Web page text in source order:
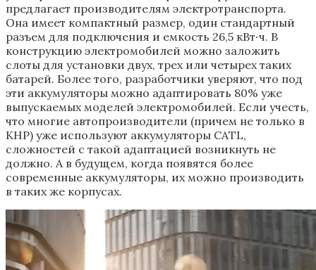
предлагает производителям электротранспорта.
Она имеет компактный размер, один стандартный
разъем для подключения и емкость 26,5 кВт∙ч. В
конструкцию электромобилей можно заложить
слоты для установки двух, трех или четырех таких
батарей. Более того, разработчики уверяют, что под
эти аккумуляторы можно адаптировать 80% уже
выпускаемых моделей электромобилей. Если учесть,
что многие автопроизводители (причем не только в
КНР) уже используют аккумуляторы CATL,
сложностей с такой адаптацией возникнуть не
должно. А в будущем, когда появятся более
современные аккумуляторы, их можно производить
в таких же корпусах.